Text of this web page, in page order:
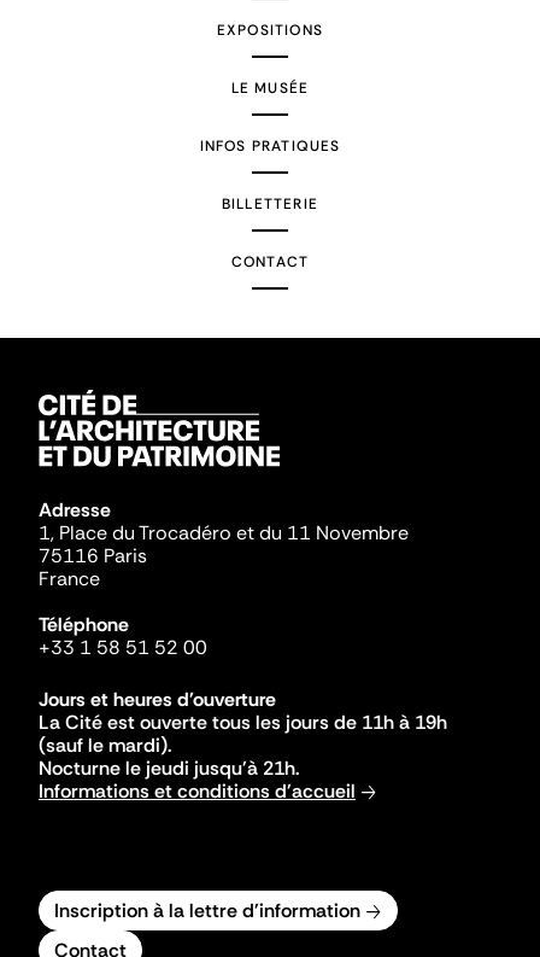
EXPOSITIONS
LE MUSÉE
INFOS PRATIQUES
BILLETTERIE
CONTACT
Adresse
1, Place du Trocadéro et du 11 Novembre
75116 Paris
France
Téléphone
+33 1 58 51 52 00
Jours et heures d'ouverture
La Cité est ouverte tous les jours de 11h à 19h
(sauf le mardi).
Nocturne le jeudi jusqu'à 21h.
Informations et conditions d'accueil
Inscription à la lettre d'information
Contact